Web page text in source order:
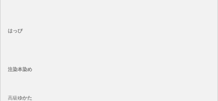
はっぴ
注染本染め
高級ゆかた